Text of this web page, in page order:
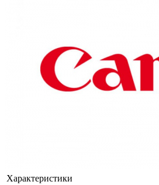
Характеристики